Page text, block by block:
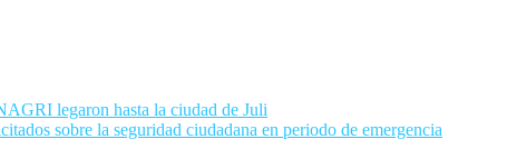
legaron hasta la ciudad de Juli
sobre la seguridad ciudadana en periodo de emergencia